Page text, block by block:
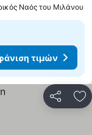
Ναός του Μιλάνου
τιμών